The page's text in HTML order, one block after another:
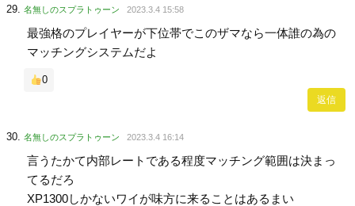
名無しのスプラトゥーン 2023.3.4 15:58
最強格のプレイヤーが下位帯でこのザマなら一体誰の為の
マッチングシステムだよ
0
返信
名無しのスプラトゥーン 2023.3.4 16:14
言うたかて内部レートである程度マッチング範囲は決まっ
てるだろ
XP1300しかないワイが味方に来ることはあるまい